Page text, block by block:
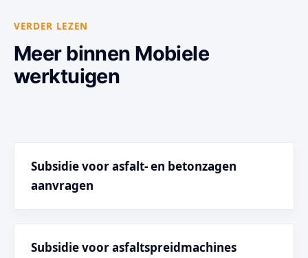
VERDER LEZEN
Meer binnen Mobiele
werktuigen
Subsidie voor asfalt- en betonzagen
aanvragen
Subsidie voor asfaltspreidmachines